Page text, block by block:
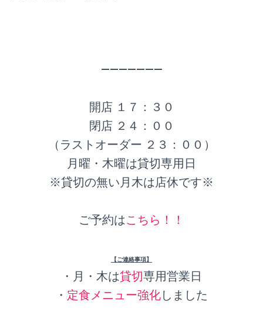
———————
開店 １７：３０
閉店 ２４：００
（ラストオーダー ２３：００）
月曜・木曜は貸切専用日
※貸切の無い月木は店休です※
ご予約はこちら！！
【ご連絡事項】
・月・木は貸切専用営業日
・ 定食メニュー強化しました